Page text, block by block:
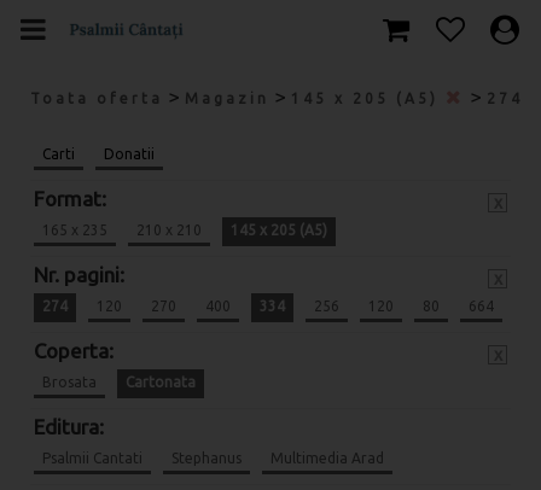
Toata oferta > Magazin > 145 x 205 (A5) > 274
Carti Donatii
Format:
165 x 235 210 x 210 145 x 205 (A5)
Nr. pagini:
274 120 270 400 334 256 120 80 664
Coperta:
Brosata Cartonata
Editura:
Psalmii Cantati Stephanus Multimedia Arad